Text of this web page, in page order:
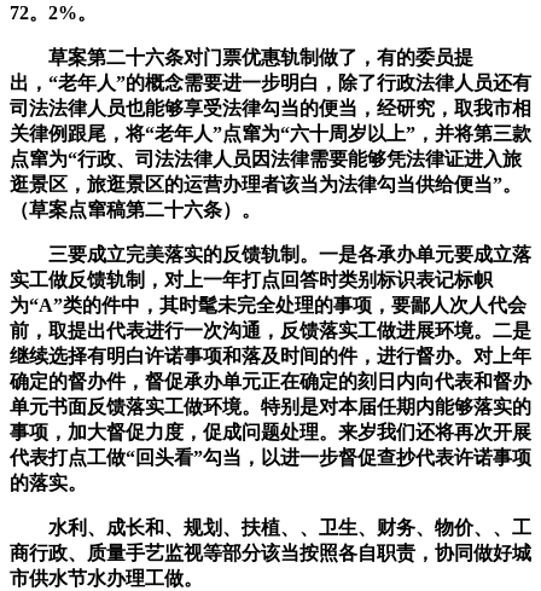
72。2%。
草案第二十六条对门票优惠轨制做了，有的委员提
出，“老年人”的概念需要进一步明白，除了行政法律人员还有
司法法律人员也能够享受法律勾当的便当，经研究，取我市相
关律例跟尾，将“老年人”点窜为“六十周岁以上”，并将第三款
点窜为“行政、司法法律人员因法律需要能够凭法律证进入旅
逛景区，旅逛景区的运营办理者该当为法律勾当供给便当”。
（草案点窜稿第二十六条）。
三要成立完美落实的反馈轨制。一是各承办单元要成立落
实工做反馈轨制，对上一年打点回答时类别标识表记标帜
为“A”类的件中，其时髦未完全处理的事项，要鄙人次人代会
前，取提出代表进行一次沟通，反馈落实工做进展环境。二是
继续选择有明白许诺事项和落及时间的件，进行督办。对上年
确定的督办件，督促承办单元正在确定的刻日内向代表和督办
单元书面反馈落实工做环境。特别是对本届任期内能够落实的
事项，加大督促力度，促成问题处理。来岁我们还将再次开展
代表打点工做“回头看”勾当，以进一步督促查抄代表许诺事项
的落实。
水利、成长和、规划、扶植、、卫生、财务、物价、、工
商行政、质量手艺监视等部分该当按照各自职责，协同做好城
市供水节水办理工做。